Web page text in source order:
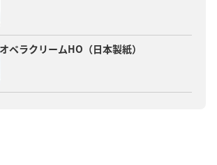
オペラクリームHO（日本製紙）